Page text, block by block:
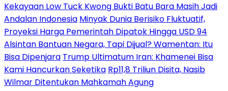
Kekayaan Low Tuck Kwong Bukti Batu Bara Masih Jadi
Andalan Indonesia Minyak Dunia Berisiko Fluktuatif,
Proyeksi Harga Pemerintah Dipatok Hingga USD 94
Alsintan Bantuan Negara, Tapi Dijual? Wamentan: Itu
Bisa Dipenjara Trump Ultimatum Iran: Khamenei Bisa
Kami Hancurkan Seketika Rp11,8 Triliun Disita, Nasib
Wilmar Ditentukan Mahkamah Agung